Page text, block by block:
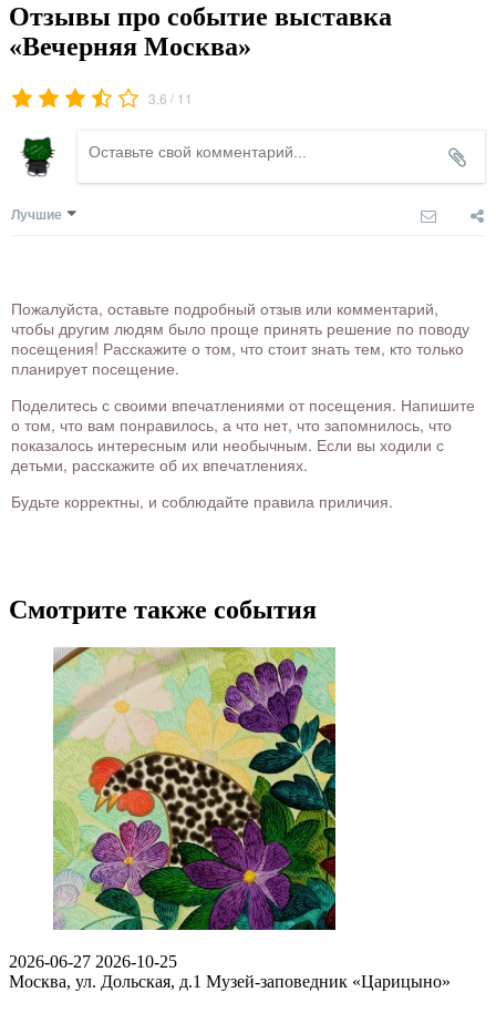
Отзывы про событие выставка
«Вечерняя Москва»
3.6 / 11
Лучшие
Пожалуйста, оставьте подробный отзыв или комментарий,
чтобы другим людям было проще принять решение по поводу
посещения! Расскажите о том, что стоит знать тем, кто только
планирует посещение.
Поделитесь с своими впечатлениями от посещения. Напишите
о том, что вам понравилось, а что нет, что запомнилось, что
показалось интересным или необычным. Если вы ходили с
детьми, расскажите об их впечатлениях.
Будьте корректны, и соблюдайте правила приличия.
Смотрите также события
2026-06-27 2026-10-25
Москва, ул. Дольская, д.1 Музей-заповедник «Царицыно»